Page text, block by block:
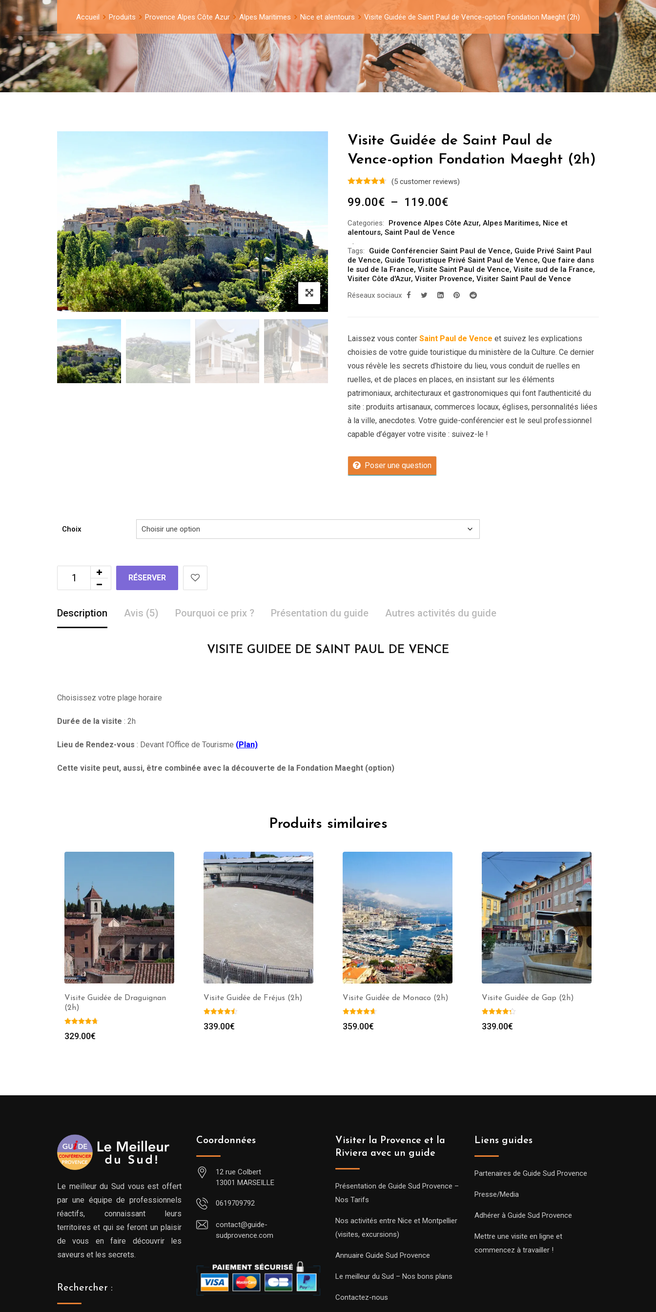
Accueil Produits Provence Alpes Côte Azur Alpes Maritimes Nice et alentours Visite Guidée de Saint Paul de Vence-option Fondation Maeght (2h)
Visite Guidée de Saint Paul de
Vence-option Fondation Maeght (2h)
(5 customer reviews)
99.00€ – 119.00€Plage
prix :
à
119.00€
Categories: Provence Alpes Côte Azur, Alpes Maritimes, Nice et
alentours, Saint Paul de Vence
Tags: Guide Conférencier Saint Paul de Vence, Guide Privé Saint Paul
de Vence, Guide Touristique Privé Saint Paul de Vence, Que faire dans
le sud de la France, Visite Saint Paul de Vence, Visite sud de la France,
Visiter Côte d'Azur, Visiter Provence, Visiter Saint Paul de Vence
Réseaux sociaux
Laissez vous conter Saint Paul de Vence et suivez les explications
choisies de votre guide touristique du ministère de la Culture. Ce dernier
vous révèle les secrets d’histoire du lieu, vous conduit de ruelles en
ruelles, et de places en places, en insistant sur les éléments
patrimoniaux, architecturaux et gastronomiques qui font l’authenticité du
site : produits artisanaux, commerces locaux, églises, personnalités liées
à la ville, anecdotes. Votre guide-conférencier est le seul professionnel
capable d’égayer votre visite : suivez-le !
Poser une question
Choix
RÉSERVER
Description Avis (5) Pourquoi ce prix ? Présentation du guide Autres activités du guide
VISITE GUIDEE DE SAINT PAUL DE VENCE
Choisissez votre plage horaire
Durée de la visite : 2h
Lieu de Rendez-vous : Devant l’Office de Tourisme (Plan)
Cette visite peut, aussi, être combinée avec la découverte de la Fondation Maeght (option)
Produits similaires
Visite Guidée de Draguignan
(2h)
329.00€
Visite Guidée de Fréjus (2h)
339.00€
Visite Guidée de Monaco (2h)
359.00€
Visite Guidée de Gap (2h)
339.00€
Le meilleur du Sud vous est offert
par une équipe de professionnels
réactifs, connaissant leurs
territoires et qui se feront un plaisir
de vous en faire découvrir les
saveurs et les secrets.
Rechercher :
Coordonnées
12 rue Colbert
13001 MARSEILLE
0619709792
contact@guide-
sudprovence.com
Visiter la Provence et la
Riviera avec un guide
Présentation de Guide Sud Provence –
Nos Tarifs
Nos activités entre Nice et Montpellier
(visites, excursions)
Annuaire Guide Sud Provence
Le meilleur du Sud – Nos bons plans
Contactez-nous
Liens guides
Partenaires de Guide Sud Provence
Presse/Media
Adhérer à Guide Sud Provence
Mettre une visite en ligne et
commencez à travailler !